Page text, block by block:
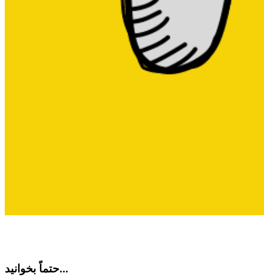
حتماً بخوانید...